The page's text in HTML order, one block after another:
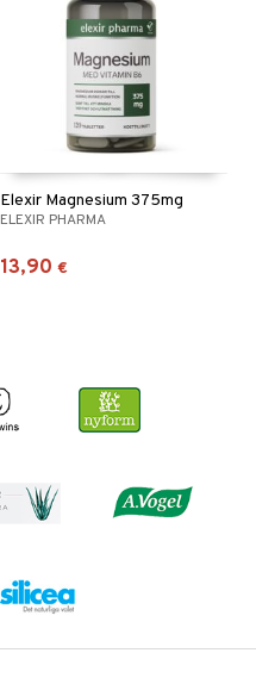
Elexir Magnesium 375mg
ELEXIR PHARMA
13,90 €